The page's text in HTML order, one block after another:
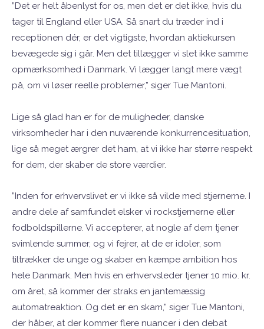
”Det er helt åbenlyst for os, men det er det ikke, hvis du
tager til England eller USA. Så snart du træder ind i
receptionen dér, er det vigtigste, hvordan aktiekursen
bevægede sig i går. Men det tillægger vi slet ikke samme
opmærksomhed i Danmark. Vi lægger langt mere vægt
på, om vi løser reelle problemer,” siger Tue Mantoni.
Lige så glad han er for de muligheder, danske
virksomheder har i den nuværende konkurrencesituation,
lige så meget ærgrer det ham, at vi ikke har større respekt
for dem, der skaber de store værdier.
”Inden for erhvervslivet er vi ikke så vilde med stjernerne. I
andre dele af samfundet elsker vi rockstjernerne eller
fodboldspillerne. Vi accepterer, at nogle af dem tjener
svimlende summer, og vi fejrer, at de er idoler, som
tiltrækker de unge og skaber en kæmpe ambition hos
hele Danmark. Men hvis en erhvervsleder tjener 10 mio. kr.
om året, så kommer der straks en jantemæssig
automatreaktion. Og det er en skam,” siger Tue Mantoni,
der håber, at der kommer flere nuancer i den debat